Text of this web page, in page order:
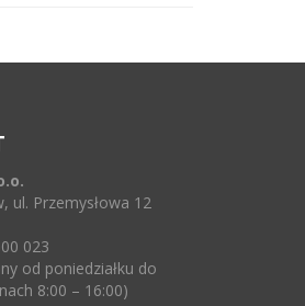
ul. Przemysłowa 12
023
od poniedziałku do
8:00 – 16:00)